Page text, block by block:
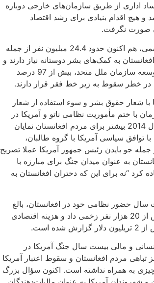
اداری از طریق سازمان‌های خارجی دوباره
و هیچ اقدام بنیادی برای رشد اقتصاد
صورت نگرفت.
طبق گزارش‌های رسمی، هم اکنون حدود 24.4 میلیون نفر از جمله
افغانستان به کمک‌های بشر دوستانه نیاز دارند و
بنا به گزارش دفتر توسعه سازمان ملل متحد، بیش از 97 درصد
در خطر سقوط به زیر خط فقر قرار دارند.
با شعار حقوق بشر و سوء استفاده از شعار
با ختم مأموریت نظامی ناتو و آمریکا در
افغانستان پس از سال 2014 بیشتر برای مردم افغانستان نمایان
توافق سیاسی آمریکا با گروه طالبان،
جو بایدن رئیس جمهور آمریکا عملا تصریح
به عنوان میدان جنگ برای مبارزه با
کرد “نه برای این که دختران افغانستان به
سال حضور نظامی خود در افغانستان، بالغ
بر2300 کشته و بیش از 20 هزار نفر زخمی داد و هزینه اقتصادی
است.
و مالی بیست سال جنگ آمریکا در
تباهی مردم افغانستان و سقوط اعتبار آمریکا
به همراه نداشته است. اکنون سؤال بزرگ